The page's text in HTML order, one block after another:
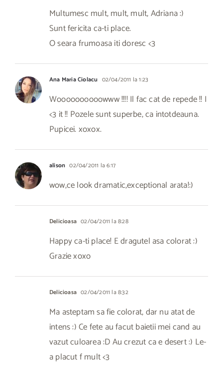
Multumesc mult, mult, mult, Adriana :)
Sunt fericita ca-ti place.
O seara frumoasa iti doresc <3
Ana Maria Ciolacu 02/04/2011 la 1:23
Woooooooooowww !!!! Il fac cat de repede !! I
<3 it !! Pozele sunt superbe, ca intotdeauna.
Pupicei. xoxox.
alison 02/04/2011 la 6:17
wow,ce look dramatic,exceptional arata!:)
Delicioasa 02/04/2011 la 8:28
Happy ca-ti place! E dragutel asa colorat :)
Grazie xoxo
Delicioasa 02/04/2011 la 8:32
Ma asteptam sa fie colorat, dar nu atat de
intens :) Ce fete au facut baietii mei cand au
vazut culoarea :D Au crezut ca e desert :) Le-
a placut f mult <3